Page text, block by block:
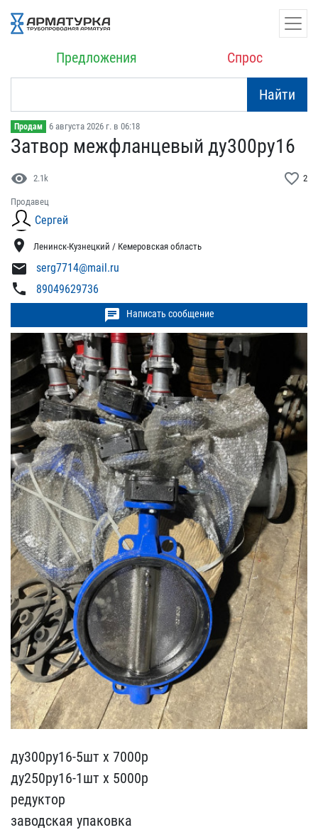
Предложения Спрос
Найти
Продам 6 августа 2026 г. в 06:18
Затвор межфланцевый ду30​0ру16
visibility 2.1k favorite_border 2
Продавец
Сергей
location_on Ленинск-Кузнецкий / Кемеровская область
mail serg7714@mail.ru
phone 89049629736
chat Написать сообщение
ду300ру16-5шт х 7000р
ду​250ру16-1шт х 5000р
реду​ктор
заводская упаковка